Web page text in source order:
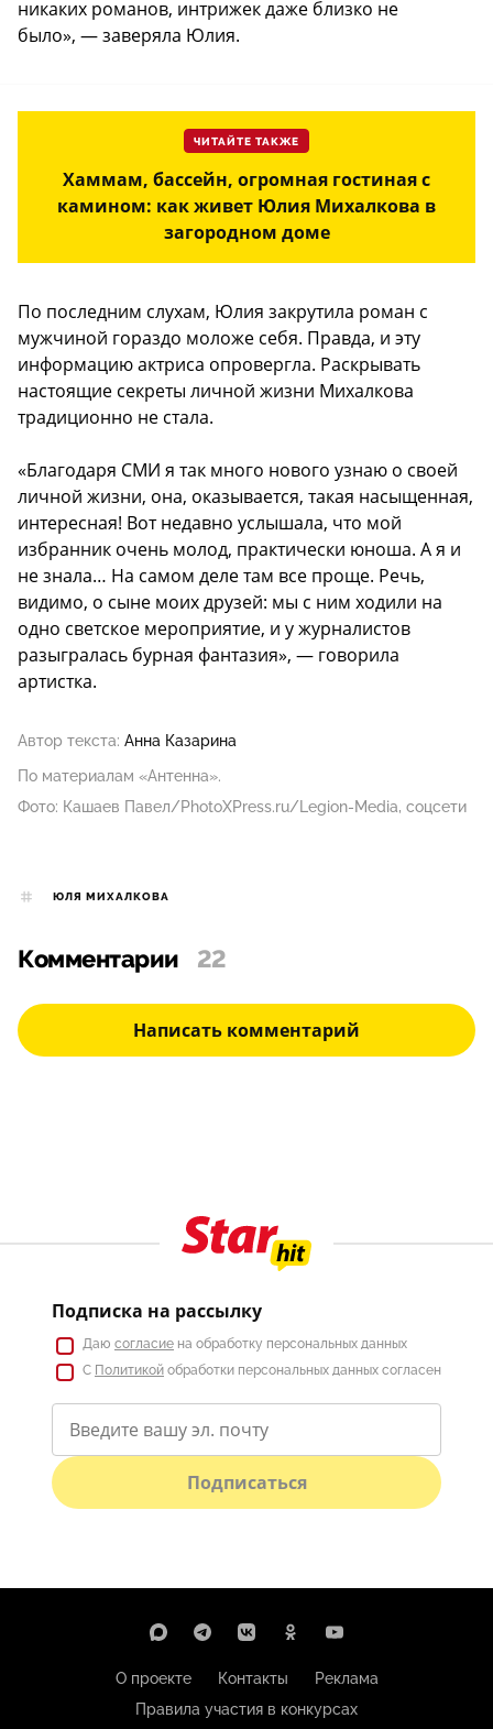
никаких романов, интрижек даже близко не
было», — заверяла Юлия.
ЧИТАЙТЕ ТАКЖЕ
Хаммам, бассейн, огромная гостиная с
камином: как живет Юлия Михалкова в
загородном доме
По последним слухам, Юлия закрутила роман с
мужчиной гораздо моложе себя. Правда, и эту
информацию актриса опровергла. Раскрывать
настоящие секреты личной жизни Михалкова
традиционно не стала.
«Благодаря СМИ я так много нового узнаю о своей
личной жизни, она, оказывается, такая насыщенная,
интересная! Вот недавно услышала, что мой
избранник очень молод, практически юноша. А я и
не знала… На самом деле там все проще. Речь,
видимо, о сыне моих друзей: мы с ним ходили на
одно светское мероприятие, и у журналистов
разыгралась бурная фантазия», — говорила
артистка.
Автор текста: Анна Казарина
По материалам «Антенна».
Фото: Кашаев Павел/PhotoXPress.ru/Legion-Media, соцсети
ЮЛЯ МИХАЛКОВА
Комментарии 22
Написать комментарий
Подписка на рассылку
Даю согласие на обработку персональных данных
С Политикой обработки персональных данных согласен
Подписаться
О проекте Контакты
Реклама
Правила участия в конкурсах